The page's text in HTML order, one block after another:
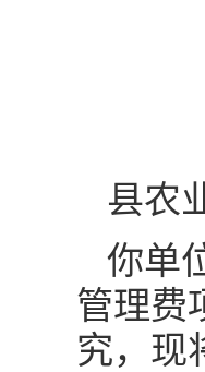
县农
你单
管理费
究，现